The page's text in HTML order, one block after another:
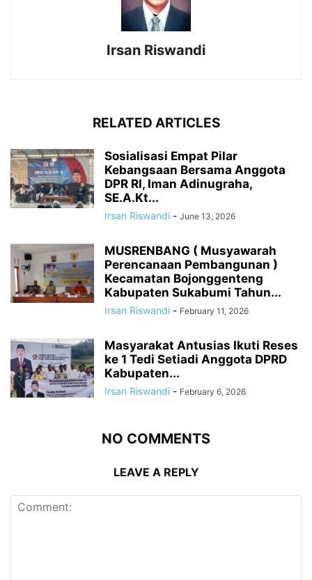
Irsan Riswandi
RELATED ARTICLES
Sosialisasi Empat Pilar
Kebangsaan Bersama Anggota
DPR RI, Iman Adinugraha,
SE.A.Kt...
Irsan Riswandi - June 13, 2026
MUSRENBANG ( Musyawarah
Perencanaan Pembangunan )
Kecamatan Bojonggenteng
Kabupaten Sukabumi Tahun...
Irsan Riswandi - February 11, 2026
Masyarakat Antusias Ikuti Reses
ke 1 Tedi Setiadi Anggota DPRD
Kabupaten...
Irsan Riswandi - February 6, 2026
NO COMMENTS
LEAVE A REPLY